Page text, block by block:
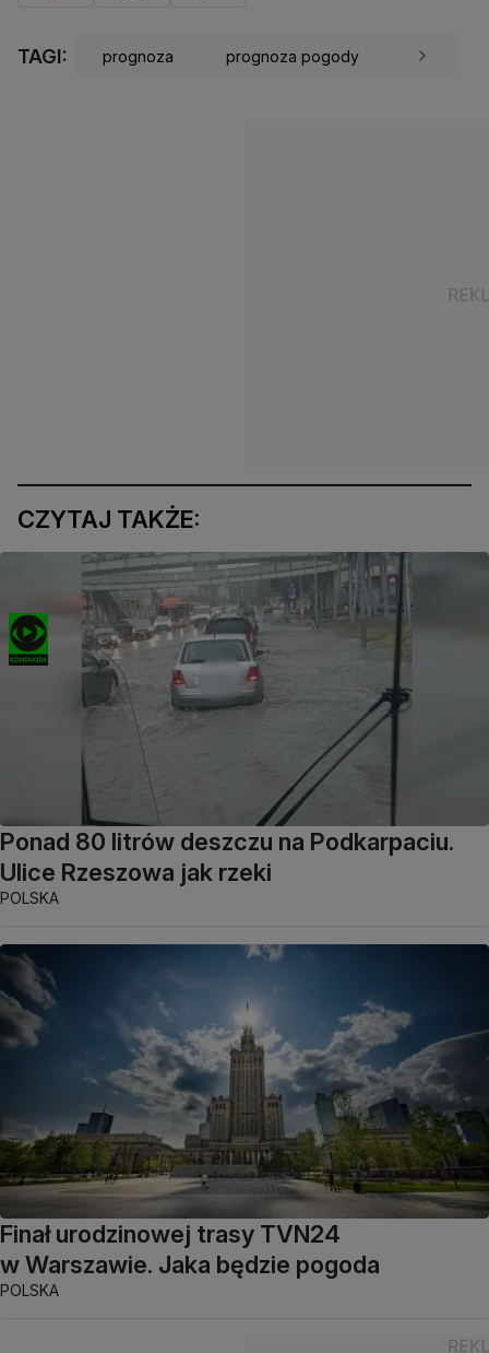
TAGI: prognoza prognoza pogody
CZYTAJ TAKŻE:
Ponad 80 litrów deszczu na Podkarpaciu.
Ulice Rzeszowa jak rzeki
POLSKA
Finał urodzinowej trasy TVN24
w Warszawie. Jaka będzie pogoda
POLSKA